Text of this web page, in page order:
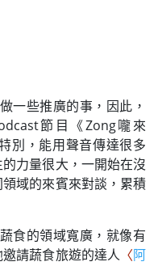
一些推廣的事，因此，
節目《Zong嚨來
別，能用聲音傳達很多
力量很大，一開始在沒
域的來賓來對談，累積
食的領域寬廣，就像有
請蔬食旅遊的達人 〈阿